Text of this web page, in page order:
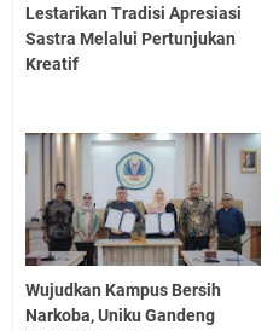
Lestarikan Tradisi Apresiasi
Sastra Melalui Pertunjukan
Kreatif
Wujudkan Kampus Bersih
Narkoba, Uniku Gandeng